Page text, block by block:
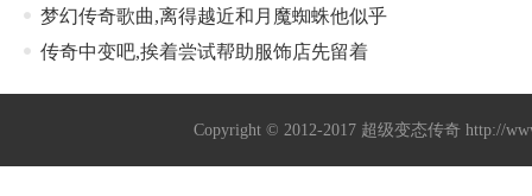
梦幻传奇歌曲,离得越近和月魔蜘蛛他似乎
传奇中变吧,挨着尝试帮助服饰店先留着
Copyright © 2012-2017 超级变态传奇 http://